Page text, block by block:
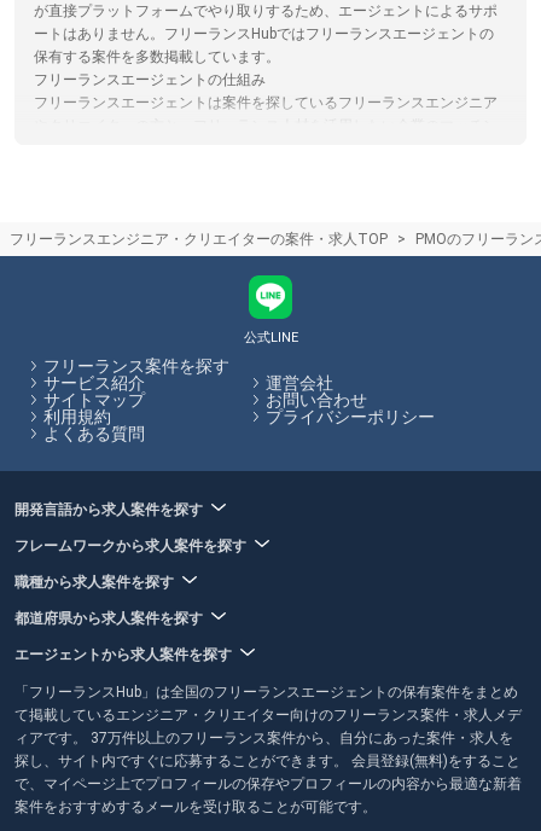
が直接プラットフォームでやり取りするため、エージェントによるサポ
ートはありません。フリーランスHubではフリーランスエージェントの
保有する案件を多数掲載しています。
フリーランスエージェントの仕組み
フリーランスエージェントは案件を探しているフリーランスエンジニア
フリーランスの魅力
られた給与が無い厳しい世界ではありますが、自身の強みやスキルを活
かしながら自由度の高い働き方をしたり、スキル次第では高単価を受け
取ることができます。フリーランスHubではこれからフリーランスにな
ることを検討されている方向けに情報発信を行っています。
フリーランスHubはお客様のフリーランス案件探しを最大限サポートし
ていきます。
フリーランスエンジニア・クリエイターの案件・求人TOP PMOのフリーラン
公式LINE
フリーランス案件を探す
サービス紹介
運営会社
サイトマップ
お問い合わせ
利用規約
プライバシーポリシー
よくある質問
開発言語から求人案件を探す
フレームワークから求人案件を探す
職種から求人案件を探す
都道府県から求人案件を探す
エージェントから求人案件を探す
「フリーランスHub」は全国のフリーランスエージェントの保有案件をまとめ
て掲載しているエンジニア・クリエイター向けのフリーランス案件・求人メデ
ィアです。 37万件以上のフリーランス案件から、自分にあった案件・求人を
探し、サイト内ですぐに応募することができます。 会員登録(無料)をすること
で、マイページ上でプロフィールの保存やプロフィールの内容から最適な新着
案件をおすすめするメールを受け取ることが可能です。